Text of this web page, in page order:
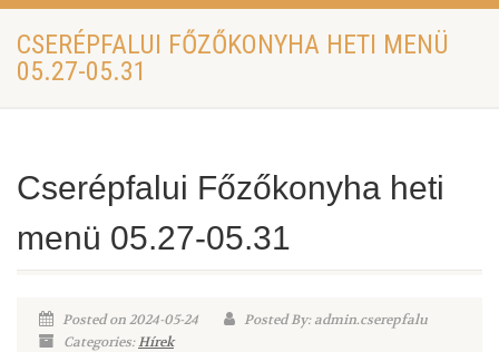
CSERÉPFALUI FŐZŐKONYHA HETI MENÜ
05.27-05.31
Cserépfalui Főzőkonyha heti
menü 05.27-05.31
Posted on 2024-05-24
Posted By: admin.cserepfalu
Categories:Hírek